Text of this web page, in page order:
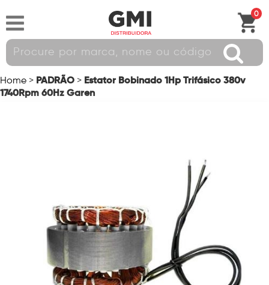
0
Home > PADRÃO > Estator Bobinado 1Hp Trifásico 380v
1740Rpm 60Hz Garen